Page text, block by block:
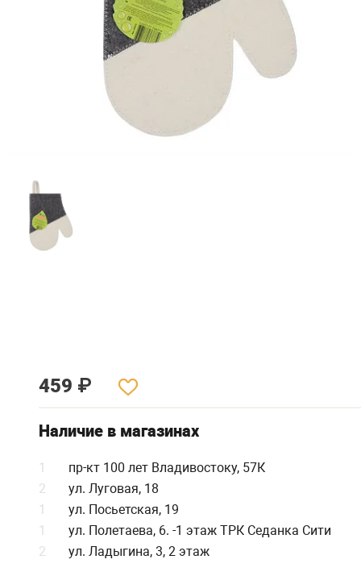
459 ₽
Наличие в магазинах
1
пр-кт 100 лет Владивостоку, 57К
2
ул. Луговая, 18
1
ул. Посьетская, 19
1
ул. Полетаева, 6. -1 этаж ТРК Седанка Сити
2
ул. Ладыгина, 3, 2 этаж